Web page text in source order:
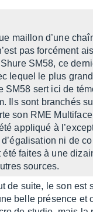
maillon d’une
pas forcé­ment
SM58, ce
lequel le plus
SM58 sert ici de
Ils sont bran­chés
son RME
appliqué à
ni de
faites à une
sources.
de suite, le son est
belle présence